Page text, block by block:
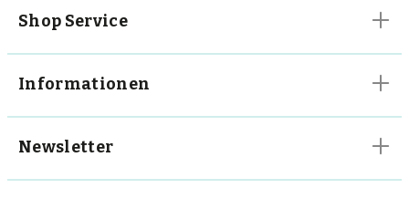
Shop Service
Informationen
Newsletter